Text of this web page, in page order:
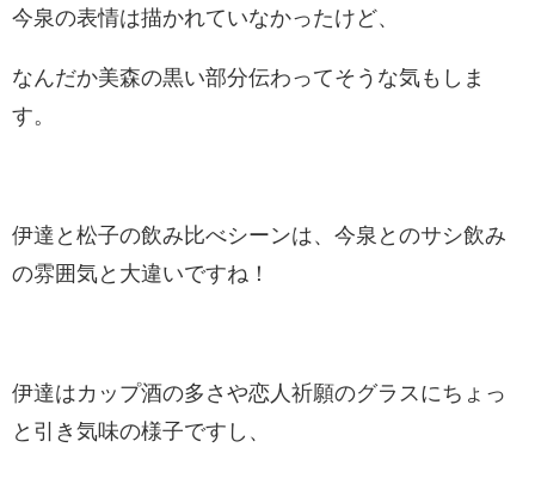
今泉の表情は描かれていなかったけど、
なんだか美森の黒い部分伝わってそうな気もしま
す。
伊達と松子の飲み比べシーンは、今泉とのサシ飲み
の雰囲気と大違いですね！
伊達はカップ酒の多さや恋人祈願のグラスにちょっ
と引き気味の様子ですし、